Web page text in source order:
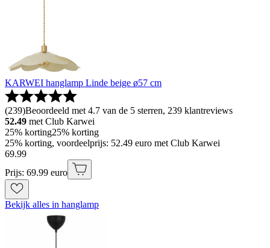
KARWEI hanglamp Linde beige ø57 cm
(239)Beoordeeld met 4.7 van de 5 sterren, 239 klantreviews
52.49 met Club Karwei
25% korting25% korting
25% korting, voordeelprijs: 52.49 euro met Club Karwei
69.99
Prijs: 69.99 euro
Bekijk alles in hanglamp